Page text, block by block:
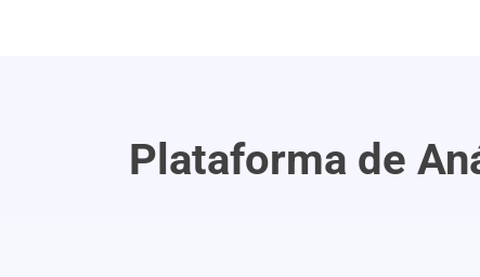
Plataforma de